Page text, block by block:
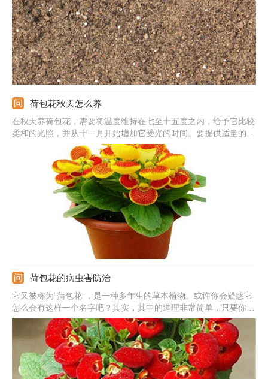
荷包花秋天怎么养
在秋天养荷包花，需要将温度维持在七至十五度之内，给予它比较
柔和的光照，并从十一月开始增加它受光的时间。要提供适量的水
分，但是不能积水。要每十五天左右施加一次花肥，以促进开花。
不过，若是它发生了徒长，则要暂停施肥。
荷包花的病虫害防治
它又被称为“蒲包花”，是一种多年生的草本植物。或许你会疑惑它
怎么会有这样一个名字吧？其实，其中的道理非常简单，只要你观
察一下它的图片，你就会明白它的名字与它的花朵形状关系非常密
切。非常有趣吧？这么好看的花卉，我们要是养植的话，一定不能
让它受到病虫害的侵袭，那么如果遇到的话我们应该怎么办呢？